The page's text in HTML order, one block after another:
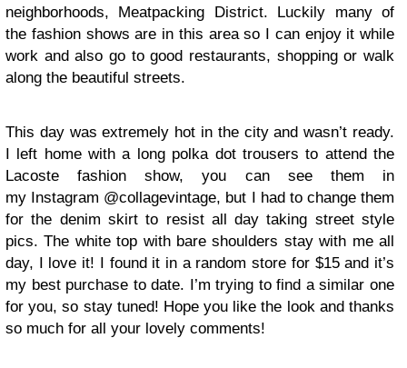
neighborhoods, Meatpacking District. Luckily many of
the fashion shows are in this area so I can enjoy it while
work and also go to good restaurants, shopping or walk
along the beautiful streets.
This day was extremely hot in the city and wasn’t ready.
I left home with a long polka dot trousers to attend the
Lacoste fashion show, you can see them in
my Instagram @collagevintage, but I had to change them
for the denim skirt to resist all day taking street style
pics. The white top with bare shoulders stay with me all
day, I love it! I found it in a random store for $15 and it’s
my best purchase to date. I’m trying to find a similar one
for you, so stay tuned! Hope you like the look and thanks
so much for all your lovely comments!